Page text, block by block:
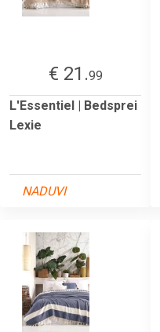
€ 21.99
L'Essentiel | Bedsprei
Lexie
NADUVI